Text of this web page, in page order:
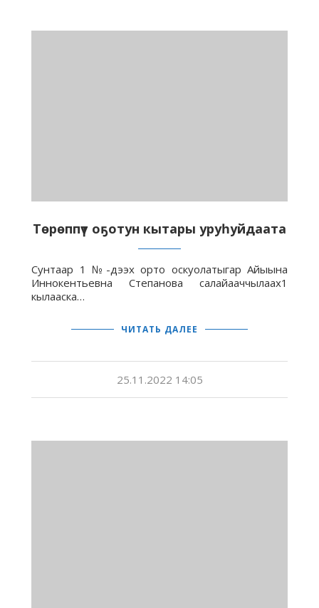
Төрөппүт оҕотун кытары уруһуйдаата
Сунтаар 1 №-дээх орто оскуолатыгар Айыына
Иннокентьевна Степанова салайааччылаах1
кылааска…
ЧИТАТЬ ДАЛЕЕ
25.11.2022 14:05